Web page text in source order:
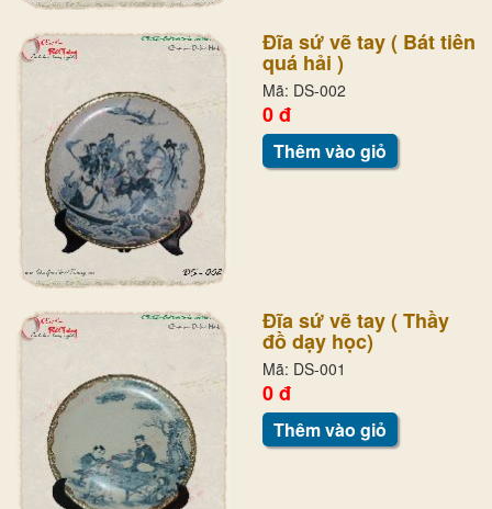
Đĩa sứ vẽ tay ( Bát tiên
quá hải )
Mã: DS-002
0 đ
Thêm vào giỏ
Đĩa sứ vẽ tay ( Thầy
đồ dạy học)
Mã: DS-001
0 đ
Thêm vào giỏ